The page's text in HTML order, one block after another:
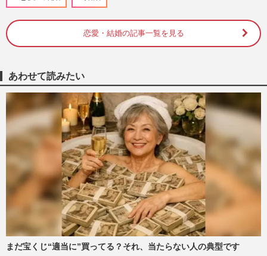
婚活』の衝撃リアルレポ「スタートライン
週刊女性2026年6月9日・16日号 2026/6/6
人」参加の“貸切り大合コン”開催で再注
目、結婚カップルも続出
週刊女性PRIME
「独身だと信じていたのに…」卑劣な手口
を被害者が語る『独身偽装』甘言に隠され
たその実情
週刊女性2026年3月3日・10日号 2026/3/1
ソフトバンクホークス日本一の祝勝会リポ
ーターを務めたダレノガレ明美に「婚活に
来たんか」「最悪のリポー…
週刊女性PRIME 2025/10/31
恋愛・結婚の記事一覧を見る
あわせて読みたい
まだ宝くじ“適当に”買ってる？それ、当たらない人の典型です